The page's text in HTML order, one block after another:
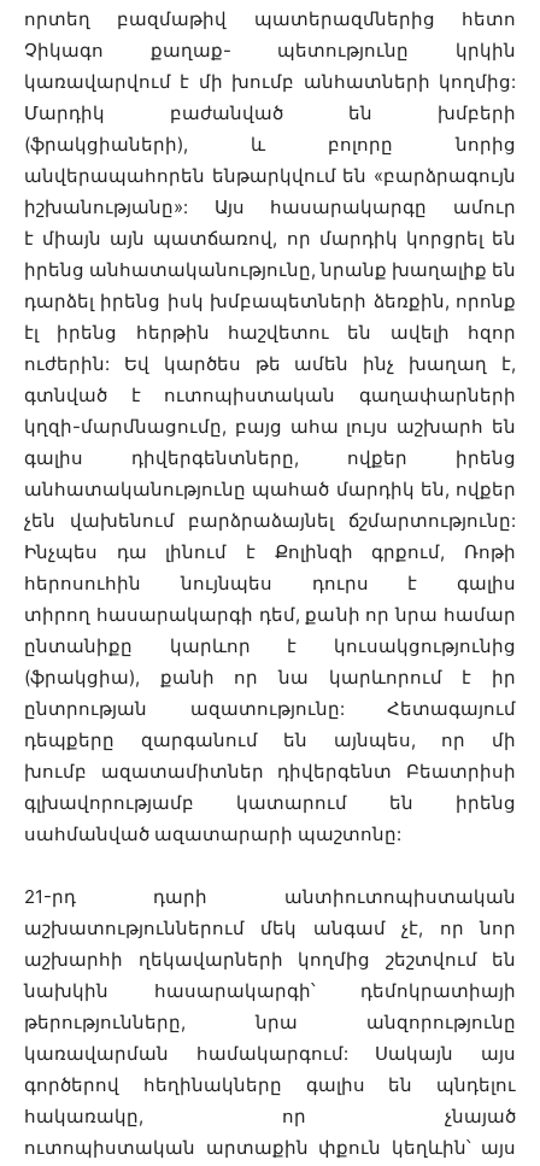
որտեղ բազմաթիվ պատերազմներից հետո
Չիկագո քաղաք- պետությունը կրկին
կառավարվում է մի խումբ անհատների կողմից:
Մարդիկ բաժանված են խմբերի
(ֆրակցիաների), և բոլորը նորից
անվերապահորեն ենթարկվում են «բարձրագույն
իշխանությանը»: Այս հասարակարգը ամուր
է միայն այն պատճառով, որ մարդիկ կորցրել են
իրենց անհատականությունը, նրանք խաղալիք են
դարձել իրենց իսկ խմբապետների ձեռքին, որոնք
էլ իրենց հերթին հաշվետու են ավելի հզոր
ուժերին: Եվ կարծես թե ամեն ինչ խաղաղ է,
գտնված է ուտոպիստական գաղափարների
կղզի-մարմնացումը, բայց ահա լույս աշխարհ են
գալիս դիվերգենտները, ովքեր իրենց
անհատականությունը պահած մարդիկ են, ովքեր
չեն վախենում բարձրաձայնել ճշմարտությունը:
Ինչպես դա լինում է Քոլինզի գրքում, Ռոթի
հերոսուհին նույնպես դուրս է գալիս
տիրող հասարակարգի դեմ, քանի որ նրա համար
ընտանիքը կարևոր է կուսակցությունից
(ֆրակցիա), քանի որ նա կարևորում է իր
ընտրության ազատությունը: Հետագայում
դեպքերը զարգանում են այնպես, որ մի
խումբ ազատամիտներ դիվերգենտ Բեատրիսի
գլխավորությամբ կատարում են իրենց
սահմանված ազատարարի պաշտոնը:
21-րդ դարի անտիուտոպիստական
աշխատություններում մեկ անգամ չէ, որ նոր
աշխարհի ղեկավարների կողմից շեշտվում են
նախկին հասարակարգի՝ դեմոկրատիայի
թերությունները, նրա անզորությունը
կառավարման համակարգում: Սակայն այս
գործերով հեղինակները գալիս են պնդելու
հակառակը, որ չնայած
ուտոպիստական արտաքին փքուն կեղևին՝ այս